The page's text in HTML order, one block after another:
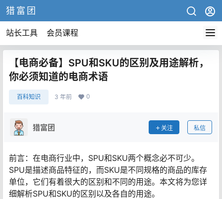
猎富团
站长工具 会员课程
【电商必备】SPU和SKU的区别及用途解析，
你必须知道的电商术语
百科知识 3 年前 0
猎富团 关注 私信
前言：在电商行业中，SPU和SKU两个概念必不可少。
SPU是描述商品特征的，而SKU是不同规格的商品的库存
单位，它们有着很大的区别和不同的用途。本文将为您详
细解析SPU和SKU的区别以及各自的用途。